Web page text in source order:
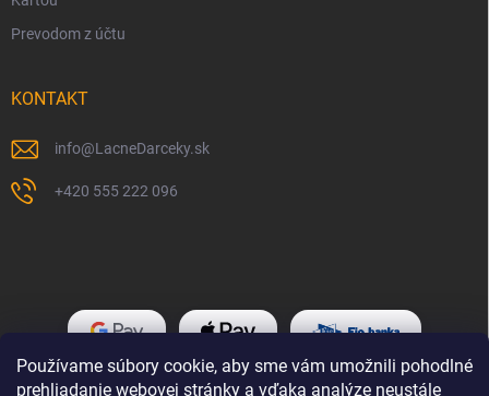
Používame súbory cookie, aby sme vám umožnili pohodlné
prehliadanie webovej stránky a vďaka analýze neustále
Prevodom z účtu
KONTAKT
info@LacneDarceky.sk
+420 555 222 096